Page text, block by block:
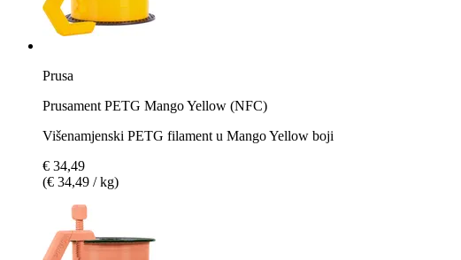
Prusa
Prusament PETG Mango Yellow (NFC)
Višenamjenski PETG filament u Mango Yellow boji
€ 34,49
(€ 34,49 / kg)